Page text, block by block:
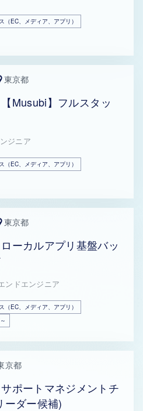
（EC、メディア、アプリ）
東京都
Musubi】フルスタッ
ジニア
（EC、メディア、アプリ）
東京都
ーカルアプリ基盤バッ
ンドエンジニア
（EC、メディア、アプリ）
京都
ポートマネジメントチ
ーダー候補)